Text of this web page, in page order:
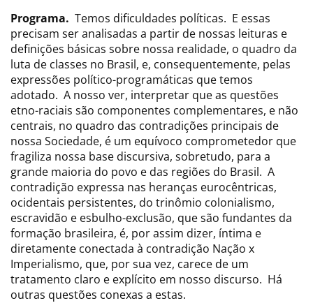
Programa. Temos dificuldades políticas. E essas
precisam ser analisadas a partir de nossas leituras e
definições básicas sobre nossa realidade, o quadro da
luta de classes no Brasil, e, consequentemente, pelas
expressões político-programáticas que temos
adotado. A nosso ver, interpretar que as questões
etno-raciais são componentes complementares, e não
centrais, no quadro das contradições principais de
nossa Sociedade, é um equívoco comprometedor que
fragiliza nossa base discursiva, sobretudo, para a
grande maioria do povo e das regiões do Brasil. A
contradição expressa nas heranças eurocêntricas,
ocidentais persistentes, do trinômio colonialismo,
escravidão e esbulho-exclusão, que são fundantes da
formação brasileira, é, por assim dizer, íntima e
diretamente conectada à contradição Nação x
Imperialismo, que, por sua vez, carece de um
tratamento claro e explícito em nosso discurso. Há
outras questões conexas a estas.